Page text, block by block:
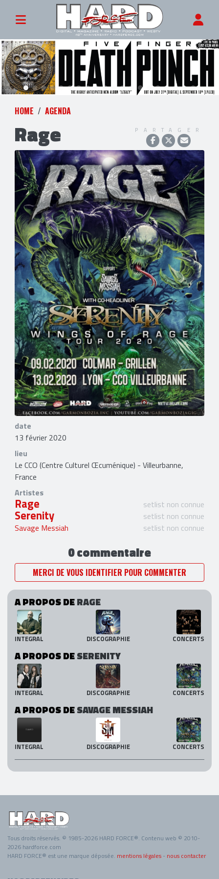
HOME AGENDA
Rage PARTAGER
date
13 février 2020
lieu
Le CCO (Centre Culturel Œcuménique) - Villeurbanne,
France
Artistes
Rage setlist non connue
Serenity
setlist non connue
Savage Messiah
setlist non connue
0 commentaire
MERCI DE VOUS IDENTIFIER POUR COMMENTER
A PROPOS DERAGE
INTEGRAL DISCOGRAPHIE CONCERTS
A PROPOS DESERENITY
INTEGRAL DISCOGRAPHIE CONCERTS
A PROPOS DESAVAGE MESSIAH
INTEGRAL DISCOGRAPHIE CONCERTS
Tous droits réservés. © 1985-2026 HARD FORCE®. Contenu web © 2010-
2026 hardforce.com
HARD FORCE® est une marque déposée. mentions légales - nous contacter